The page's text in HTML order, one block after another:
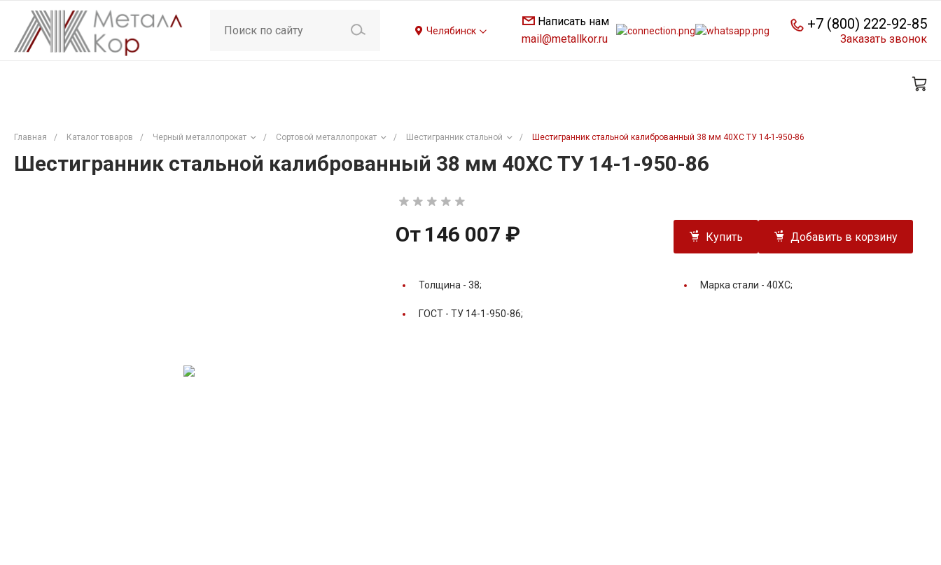
Челябинск
Написать нам
mail@metallkor.ru
+7 (800) 222-92-85
Заказать звонок
Главная / Каталог товаров / Черный металлопрокат / Сортовой металлопрокат / Шестигранник стальной / Шестигранник стальной калиброванный 38 мм 40ХС ТУ 14-1-950-86
Шестигранник стальной калиброванный 38 мм 40ХС ТУ 14-1-950-86
От 146 007 ₽ Купить Добавить в корзину
Толщина - 38; Марка стали - 40ХС;
ГОСТ - ТУ 14-1-950-86;